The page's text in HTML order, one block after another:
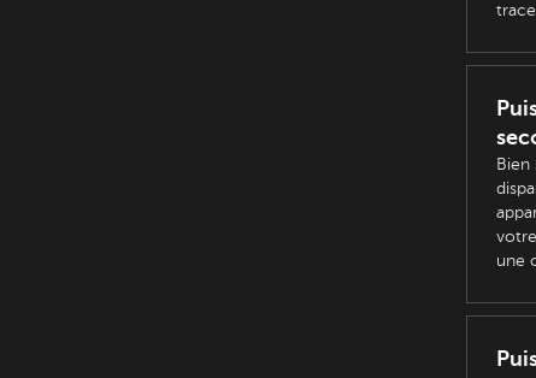
trace
Bien
une